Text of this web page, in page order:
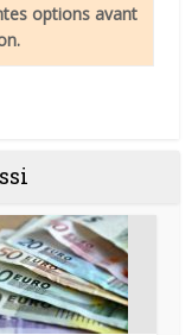
options avant